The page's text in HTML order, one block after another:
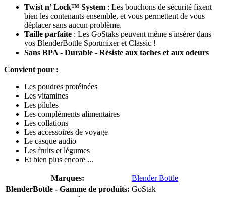
Twist n’ Lock™ System : Les bouchons de sécurité fixent
bien les contenants ensemble, et vous permettent de vous
déplacer sans aucun problème.
Taille parfaite : Les GoStaks peuvent même s'insérer dans
vos BlenderBottle Sportmixer et Classic !
Sans BPA - Durable - Résiste aux taches et aux odeurs
Convient pour :
Les poudres protéinées
Les vitamines
Les pilules
Les compléments alimentaires
Les collations
Les accessoires de voyage
Le casque audio
Les fruits et légumes
Et bien plus encore ...
Marques:
Blender Bottle
BlenderBottle - Gamme de produits: GoStak